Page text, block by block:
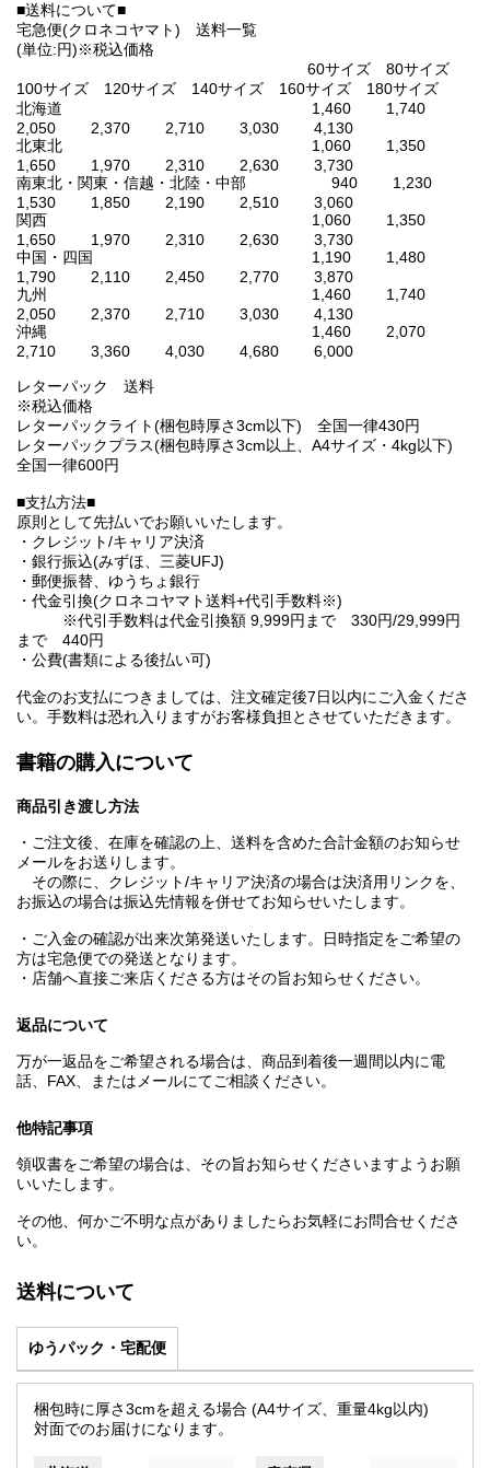
■送料について■
宅急便(クロネコヤマト) 送料一覧
(単位:円)※税込価格
60サイズ 80サイズ
100サイズ 120サイズ 140サイズ 160サイズ 180サイズ
北海道 1,460 1,740
2,050 2,370 2,710 3,030 4,130
北東北 1,060 1,350
1,650 1,970 2,310 2,630 3,730
南東北・関東・信越・北陸・中部 940 1,230
1,530 1,850 2,190 2,510 3,060
関西 1,060 1,350
1,650 1,970 2,310 2,630 3,730
中国・四国 1,190 1,480
1,790 2,110 2,450 2,770 3,870
九州 1,460 1,740
2,050 2,370 2,710 3,030 4,130
沖縄 1,460 2,070
2,710 3,360 4,030 4,680 6,000
レターパック 送料
※税込価格
レターパックライト(梱包時厚さ3cm以下) 全国一律430円
レターパックプラス(梱包時厚さ3cm以上、A4サイズ・4kg以下)
全国一律600円
■支払方法■
原則として先払いでお願いいたします。
・クレジット/キャリア決済
・銀行振込(みずほ、三菱UFJ)
・郵便振替、ゆうちょ銀行
・代金引換(クロネコヤマト送料+代引手数料※)
※代引手数料は代金引換額 9,999円まで 330円/29,999円
まで 440円
・公費(書類による後払い可)
代金のお支払につきましては、注文確定後7日以内にご入金くださ
い。手数料は恐れ入りますがお客様負担とさせていただきます。
書籍の購入について
商品引き渡し方法
・ご注文後、在庫を確認の上、送料を含めた合計金額のお知らせ
メールをお送りします。
その際に、クレジット/キャリア決済の場合は決済用リンクを、
お振込の場合は振込先情報を併せてお知らせいたします。
・ご入金の確認が出来次第発送いたします。日時指定をご希望の
方は宅急便での発送となります。
・店舗へ直接ご来店くださる方はその旨お知らせください。
返品について
万が一返品をご希望される場合は、商品到着後一週間以内に電
話、FAX、またはメールにてご相談ください。
他特記事項
領収書をご希望の場合は、その旨お知らせくださいますようお願
いいたします。
その他、何かご不明な点がありましたらお気軽にお問合せくださ
い。
送料について
ゆうパック・宅配便
梱包時に厚さ3cmを超える場合 (A4サイズ、重量4kg以内)
対面でのお届けになります。